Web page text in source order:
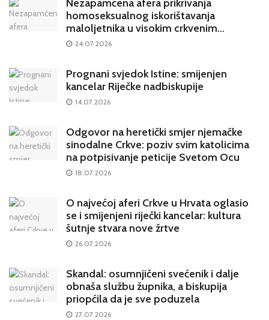
Nezapamćena afera prikrivanja
homoseksualnog iskorištavanja
maloljetnika u visokim crkvenim
krugovima potresa Hrvatsku
24.07.2026
Prognani svjedok Istine: smijenjen
kancelar Riječke nadbiskupije
14.07.2026
Odgovor na heretički smjer njemačke
sinodalne Crkve: poziv svim katolicima
na potpisivanje peticije Svetom Ocu
18.07.2026
O najvećoj aferi Crkve u Hrvata oglasio
se i smijenjeni riječki kancelar: kultura
šutnje stvara nove žrtve
26.07.2026
Skandal: osumnjičeni svećenik i dalje
obnaša službu župnika, a biskupija
priopćila da je sve poduzela
27.07.2026